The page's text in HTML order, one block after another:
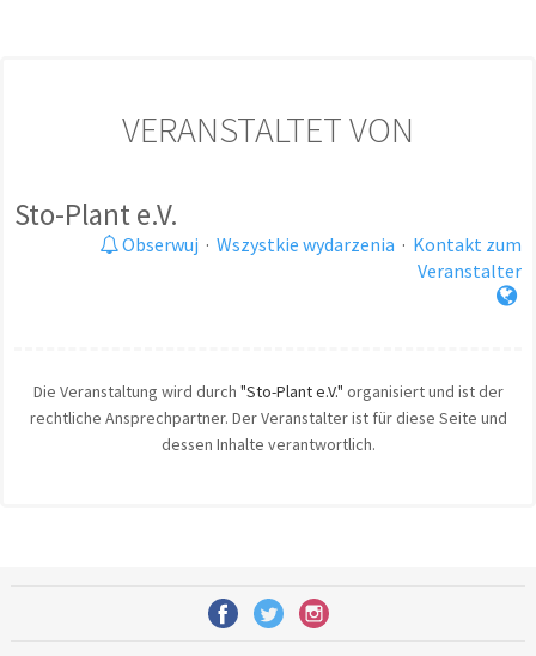
VERANSTALTET VON
Sto-Plant e.V.
Obserwuj · Wszystkie wydarzenia · Kontakt zum
Veranstalter
Die Veranstaltung wird durch "Sto-Plant e.V." organisiert und ist der
rechtliche Ansprechpartner. Der Veranstalter ist für diese Seite und
dessen Inhalte verantwortlich.